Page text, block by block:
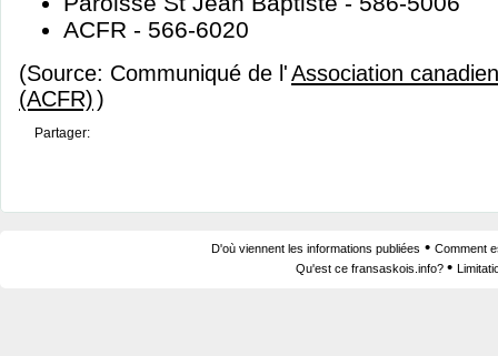
ACFR - 566-6020
(Source: Communiqué de l'Association
(ACFR))
Partager:
D'où viennent les informations publiées • Comment
Qu'est ce fransaskois.info? •